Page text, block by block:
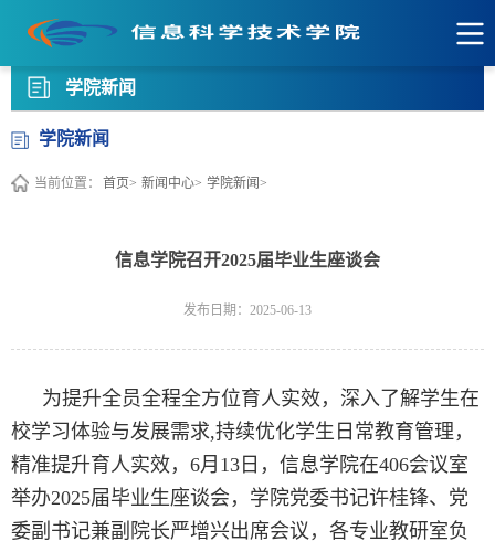
学院新闻
学院新闻
当前位置： 首页> 新闻中心> 学院新闻>
信息学院召开2025届毕业生座谈会
发布日期：2025-06-13
为提升全员全程全方位育人实效，深入了解学生在
校学习体验与发展需求,持续优化学生日常教育管理，
精准提升育人实效，6月13日，信息学院在406会议室
举办2025届毕业生座谈会，学院党委书记许桂锋、党
委副书记兼副院长严增兴出席会议，各专业教研室负